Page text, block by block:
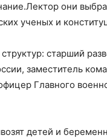
они
ученых и
старший
заместитель
Главного
детей и